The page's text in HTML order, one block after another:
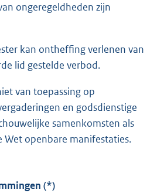
ongeregeldheden zijn
kan ontheffing verlenen van
lid gestelde verbod.
van toepassing op
en godsdienstige
samenkomsten als
Wet openbare manifestaties.
(*)